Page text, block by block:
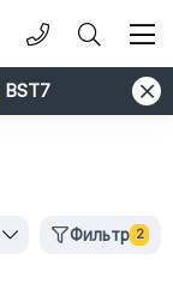
BST7
Фильтр 2